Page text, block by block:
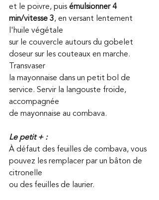
et le poivre, puis émulsionner 4
min/vitesse 3, en versant lentement
l'huile végétale
sur le couvercle autours du gobelet
doseur sur les couteaux en marche.
Transvaser
la mayonnaise dans un petit bol de
service. Servir la langouste froide,
accompagnée
de mayonnaise au combava.
Le petit + :
À défaut des feuilles de combava, vous
pouvez les remplacer par un bâton de
citronelle
ou des feuilles de laurier.